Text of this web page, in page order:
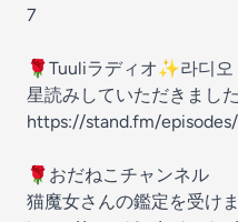
7
🌹Tuuliラディオ✨라디오
星読みしていただきまし
https://stand.fm/
🌹おだねこチャンネル
猫魔女さんの鑑定を受けま